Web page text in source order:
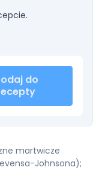
do
martwicze
Johnsona);